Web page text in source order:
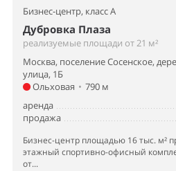
Бизнес-центр, класс A
Дубровка Плаза
реализуемые площади от 21 м²
Москва, поселение Сосенское,
улица, 1Б
Ольховая • 790 м
аренда
продажа
Бизнес-центр площадью 16 тыс. м²
этажный спортивно-офисный
от...